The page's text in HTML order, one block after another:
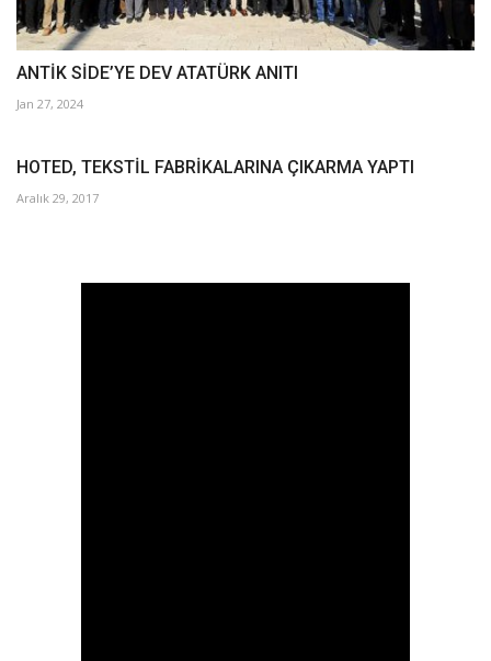
ANTİK SİDE’YE DEV ATATÜRK ANITI
Jan 27, 2024
HOTED, TEKSTİL FABRİKALARINA ÇIKARMA YAPTI
Aralık 29, 2017